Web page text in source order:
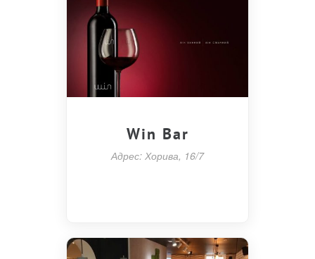
Win Bar
Адрес: Хорива, 16/7